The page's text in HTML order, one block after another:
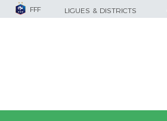
FFF LIGUES & DISTRICTS